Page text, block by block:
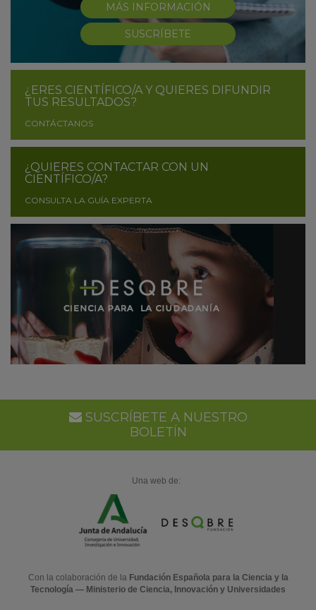
MÁS INFORMACIÓN
SUSCRÍBETE
¿ERES CIENTÍFICO/A Y QUIERES DIFUNDIR
TUS RESULTADOS?
CONTÁCTANOS
¿QUIERES CONTACTAR CON UN
CIENTÍFICO/A?
CONSULTA LA GUÍA EXPERTA
SUSCRÍBETE A NUESTRO
BOLETÍN
Una web de:
Con la colaboración de la Fundación Española para la Ciencia y la
Tecnología — Ministerio de Ciencia, Innovación y Universidades